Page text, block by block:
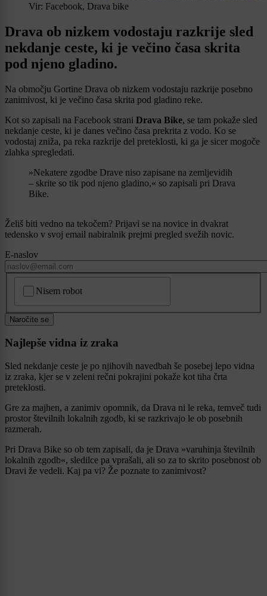
Vir: Facebook, Drava bike
Drava ob nizkem vodostaju razkrije sled
nekdanje ceste, ki je večino časa skrita
pod njeno gladino.
Na območju Gortine Drava ob nizkem vodostaju razkrije posebno
zanimivost, ki je večino časa skrita pod gladino reke.
Kot so zapisali na Facebook strani Drava Bike, se tam pokaže sled
nekdanje ceste, ki je danes večino časa prekrita z vodo. Ko se
vodostaj zniža, pa reka razkrije del preteklosti, ki ga je sicer mogoče
zlahka spregledati.
»Nekatere zgodbe Drave niso zapisane na zemljevidih
– skrite so tik pod njeno gladino,« so zapisali pri Drava
Bike.
Želiš biti vedno na tekočem? Prijavi se na novice in dvakrat
tedensko v svoj email nabiralnik prejmi pregled svežih novic.
E-naslov
Nisem robot
Naročite se
Najlepše vidna iz zraka
Sled nekdanje ceste je po njihovih navedbah še posebej lepo vidna
iz zraka, kjer se v zeleni rečni pokrajini pokaže kot tiha črta
preteklosti.
Gre za majhen, a zanimiv opomnik, da Drava ni le reka, temveč tudi
prostor številnih lokalnih zgodb, ki se razkrivajo le ob posebnih
razmerah.
Pri Drava Bike so ob tem zapisali, da je Drava »varuhinja številnih
lokalnih zgodb«, sledilce pa vprašali, ali so za to skrito posebnost ob
Dravi že vedeli. Kaj pa vi? Že poznate to zanimivost?